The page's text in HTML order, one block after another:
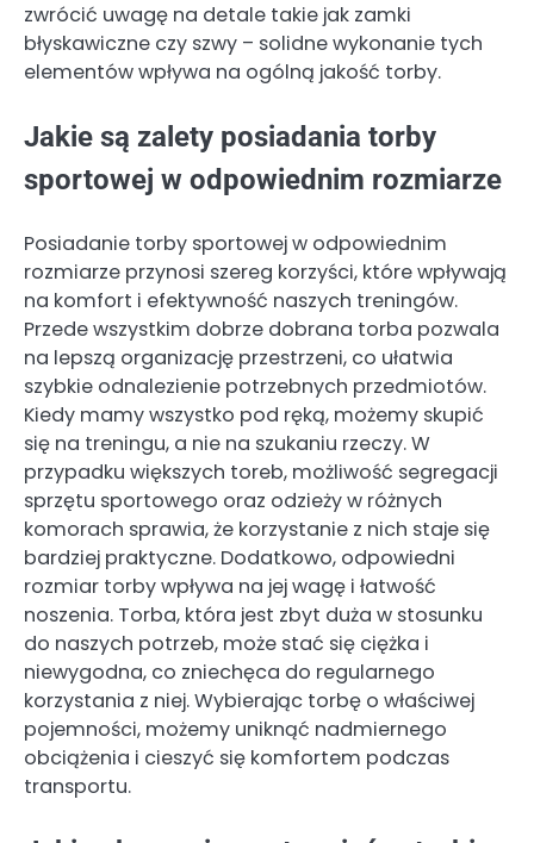
zwrócić uwagę na detale takie jak zamki
błyskawiczne czy szwy – solidne wykonanie tych
elementów wpływa na ogólną jakość torby.
Jakie są zalety posiadania torby
sportowej w odpowiednim rozmiarze
Posiadanie torby sportowej w odpowiednim
rozmiarze przynosi szereg korzyści, które wpływają
na komfort i efektywność naszych treningów.
Przede wszystkim dobrze dobrana torba pozwala
na lepszą organizację przestrzeni, co ułatwia
szybkie odnalezienie potrzebnych przedmiotów.
Kiedy mamy wszystko pod ręką, możemy skupić
się na treningu, a nie na szukaniu rzeczy. W
przypadku większych toreb, możliwość segregacji
sprzętu sportowego oraz odzieży w różnych
komorach sprawia, że korzystanie z nich staje się
bardziej praktyczne. Dodatkowo, odpowiedni
rozmiar torby wpływa na jej wagę i łatwość
noszenia. Torba, która jest zbyt duża w stosunku
do naszych potrzeb, może stać się ciężka i
niewygodna, co zniechęca do regularnego
korzystania z niej. Wybierając torbę o właściwej
pojemności, możemy uniknąć nadmiernego
obciążenia i cieszyć się komfortem podczas
transportu.